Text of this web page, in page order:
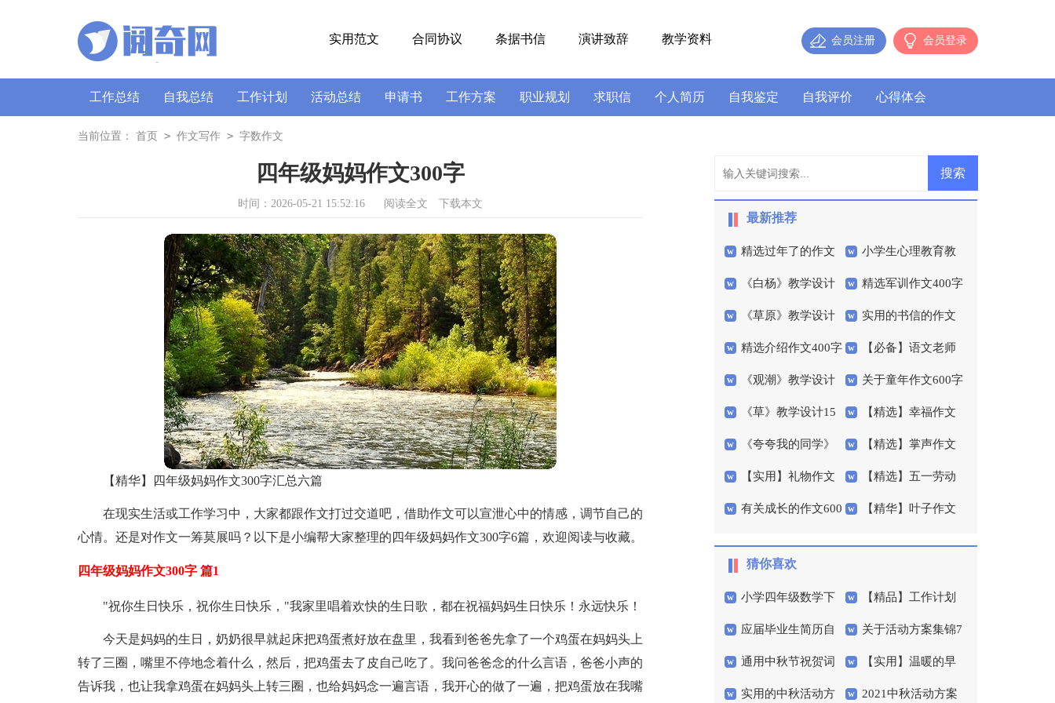
实用范文 合同协议 条据书信 演讲致辞 教学资料 会员登录
会员注册
工作总结 自我总结 工作计划 活动总结 申请书 工作方案 职业规划 求职信 个人简历 自我鉴定 自我评价 心得体会
策划书 讲话稿 广播稿 通讯稿
当前位置： 首页 > 作文写作 > 字数作文
四年级妈妈作文300字
时间：2026-05-21 15:52:16 阅读全文 下载本文
【精华】四年级妈妈作文300字汇总六篇
在现实生活或工作学习中，大家都跟作文打过交道吧，借助作文可以宣泄心中的情感，调节自己的
心情。还是对作文一筹莫展吗？以下是小编帮大家整理的四年级妈妈作文300字6篇，欢迎阅读与收藏。
四年级妈妈作文300字 篇1
"祝你生日快乐，祝你生日快乐，"我家里唱着欢快的生日歌，都在祝福妈妈生日快乐！永远快乐！
今天是妈妈的生日，奶奶很早就起床把鸡蛋煮好放在盘里，我看到爸爸先拿了一个鸡蛋在妈妈头上
转了三圈，嘴里不停地念着什么，然后，把鸡蛋去了皮自己吃了。我问爸爸念的什么言语，爸爸小声的
告诉我，也让我拿鸡蛋在妈妈头上转三圈，也给妈妈念一遍言语，我开心的做了一遍，把鸡蛋放在我嘴
最新推荐
精选过年了的作文
300字三篇
小学生心理教育教
学设计
《白杨》教学设计 精选军训作文400字
集锦六篇
《草原》教学设计 实用的书信的作文
300字汇编八篇
精选介绍作文400字
4篇
【必备】语文老师
作文300字3篇
《观潮》教学设计
(15篇)
关于童年作文600字
三篇
《草》教学设计15
篇
【精选】幸福作文
600字四篇
《夸夸我的同学》
教学设计
【精选】掌声作文
400字四篇
【实用】礼物作文
300字汇总7篇
【精选】五一劳动
节的作文300字集合八
有关成长的作文600 【精华】叶子作文
猜你喜欢
小学四年级数学下
学期工作总结
【精品】工作计划
模板集合五篇
应届毕业生简历自
我评价
关于活动方案集锦7
篇
通用中秋节祝贺词
摘录99句
【实用】温暖的早
安心语语录18条
实用的中秋活动方 2021中秋活动方案